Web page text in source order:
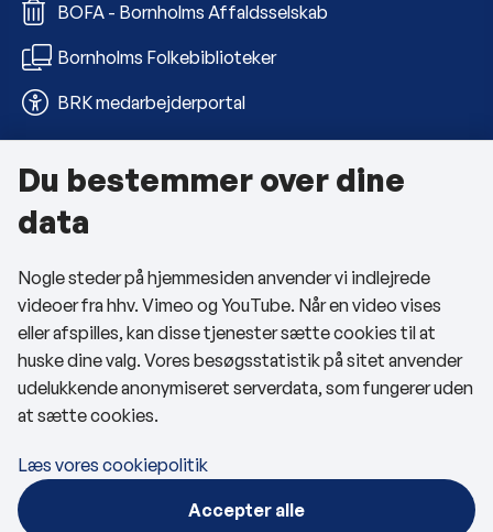
BOFA - Bornholms Affaldsselskab
Bornholms Folkebiblioteker
BRK medarbejderportal
Om kommunen
Kontakt os
Telefon- og åbningstider
Tilgængelighedserklæring
Privatlivspolitik
Cookies
Følg os
Du bestemmer over dine
data
Nogle steder på hjemmesiden anvender vi indlejrede
videoer fra hhv. Vimeo og YouTube. Når en video vises
eller afspilles, kan disse tjenester sætte cookies til at
huske dine valg. Vores besøgsstatistik på sitet anvender
udelukkende anonymiseret serverdata, som fungerer uden
at sætte cookies.
Læs vores cookiepolitik
Accepter alle